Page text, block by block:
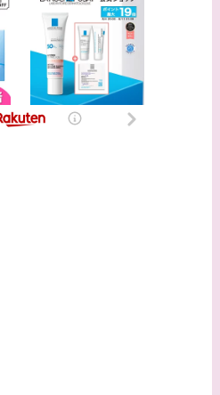
時代痩せていた？旦那
との馴れ初めは？
【画像】柴咲コウと似
てる女優３選！結婚し
て旦那がいる？北海道